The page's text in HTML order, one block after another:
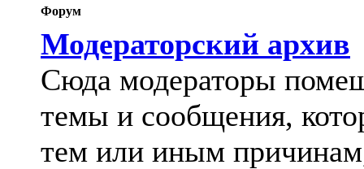
Форум
Модераторский архив
Сюда модераторы
темы и сообщения,
тем или иным